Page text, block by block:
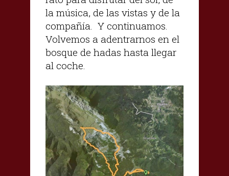
la música, de las vistas y de la
compañía. Y continuamos.
Volvemos a adentrarnos en el
bosque de hadas hasta llegar
al coche.